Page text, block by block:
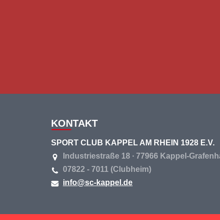
KONTAKT
SPORT CLUB KAPPEL AM RHEIN 1928 E.V.
Industriestraße 18 ∙ 77966 Kappel-
07822 - 7011 (Clubheim)
info@sc-kappel.de